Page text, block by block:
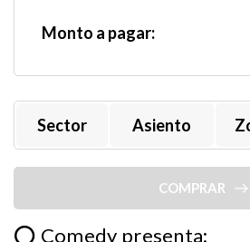
Monto a pagar:
Sector Asiento
COMPRAR
⭕ Comedy presenta: